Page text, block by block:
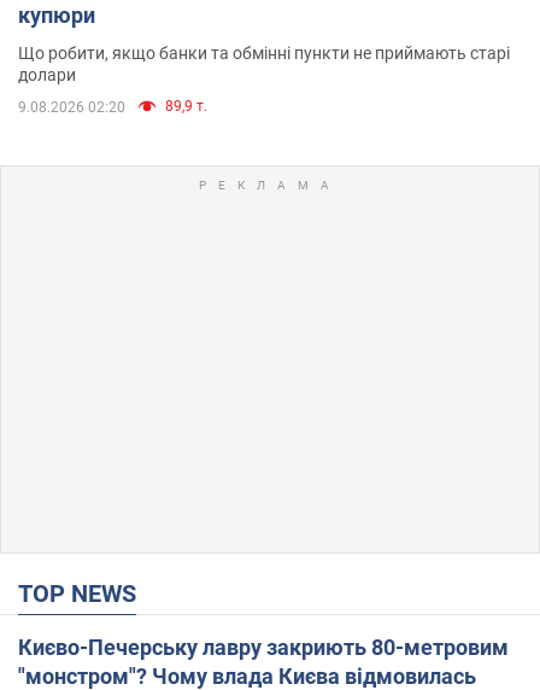
купюри
Що робити, якщо банки та обмінні пункти не приймають старі
долари
9.08.2026 02:20 89,9 т.
TOP NEWS
Києво-Печерську лавру закриють 80-метровим
"монстром"? Чому влада Києва відмовилась